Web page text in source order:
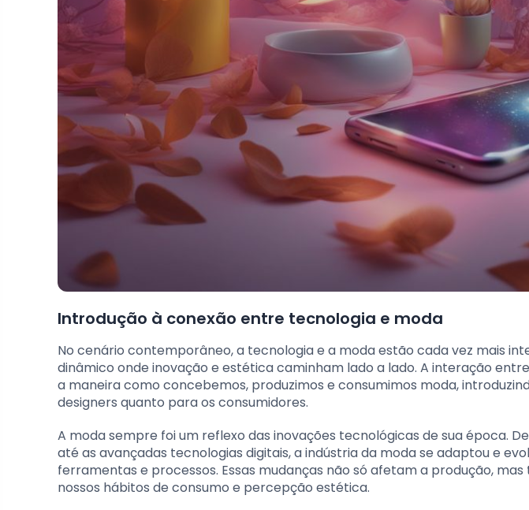
Introdução à conexão entre tecnologia e moda
No cenário contemporâneo, a tecnologia e a moda estão cada vez mais
dinâmico onde inovação e estética caminham lado a lado. A interação
a maneira como concebemos, produzimos e consumimos moda,
designers quanto para os consumidores.
A moda sempre foi um reflexo das inovações tecnológicas de sua época.
até as avançadas tecnologias digitais, a indústria da moda se adaptou e
ferramentas e processos. Essas mudanças não só afetam a produção,
nossos hábitos de consumo e percepção estética.